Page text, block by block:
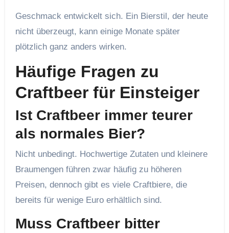
Geschmack entwickelt sich. Ein Bierstil, der heute
nicht überzeugt, kann einige Monate später
plötzlich ganz anders wirken.
Häufige Fragen zu
Craftbeer für Einsteiger
Ist Craftbeer immer teurer
als normales Bier?
Nicht unbedingt. Hochwertige Zutaten und kleinere
Braumengen führen zwar häufig zu höheren
Preisen, dennoch gibt es viele Craftbiere, die
bereits für wenige Euro erhältlich sind.
Muss Craftbeer bitter